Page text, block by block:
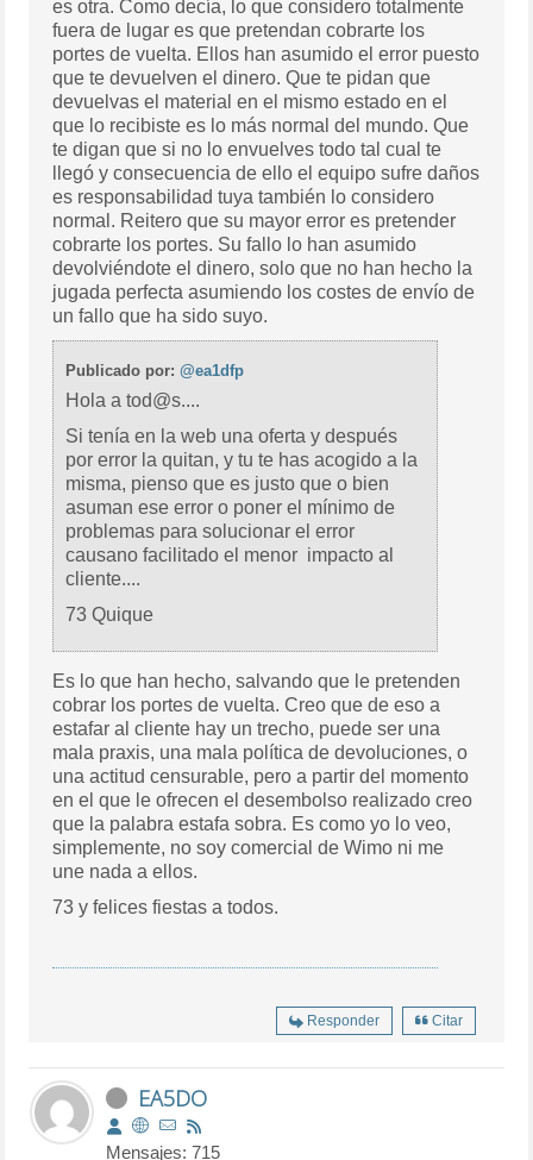
es otra. Como decía, lo que considero totalmente
fuera de lugar es que pretendan cobrarte los
portes de vuelta. Ellos han asumido el error puesto
que te devuelven el dinero. Que te pidan que
devuelvas el material en el mismo estado en el
que lo recibiste es lo más normal del mundo. Que
te digan que si no lo envuelves todo tal cual te
llegó y consecuencia de ello el equipo sufre daños
es responsabilidad tuya también lo considero
normal. Reitero que su mayor error es pretender
cobrarte los portes. Su fallo lo han asumido
devolviéndote el dinero, solo que no han hecho la
jugada perfecta asumiendo los costes de envío de
un fallo que ha sido suyo.
Publicado por:@ea1dfp
Hola a tod@s....
Si tenía en la web una oferta y después
por error la quitan, y tu te has acogido a la
misma, pienso que es justo que o bien
asuman ese error o poner el mínimo de
problemas para solucionar el error
causano facilitado el menor impacto al
cliente....
73 Quique
Es lo que han hecho, salvando que le pretenden
cobrar los portes de vuelta. Creo que de eso a
estafar al cliente hay un trecho, puede ser una
mala praxis, una mala política de devoluciones, o
una actitud censurable, pero a partir del momento
en el que le ofrecen el desembolso realizado creo
que la palabra estafa sobra. Es como yo lo veo,
simplemente, no soy comercial de Wimo ni me
une nada a ellos.
73 y felices fiestas a todos.
Responder Citar
EA5DO
Mensajes: 715